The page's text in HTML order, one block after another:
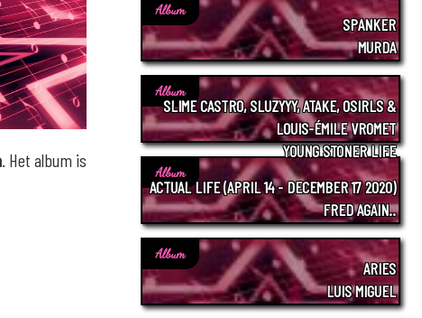
. Het album is
Album
SPANKER
MURDA
Album
SLIME CASTRO, SLUZYYY, ATAKE, OSIRLS &
LOUIS-ÉMILE VROMET
YOUNG STONER LIFE
Album
ACTUAL LIFE (APRIL 14 - DECEMBER 17 2020)
FRED AGAIN..
Album
ARIES
LUIS MIGUEL